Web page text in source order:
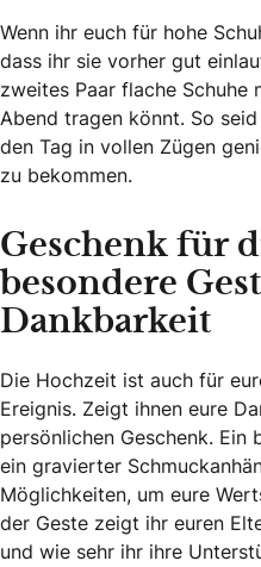
Wenn ihr euch für hohe
dass ihr sie vorher gut
zweites Paar flache Schuhe
Abend tragen könnt. So
den Tag in vollen Zügen
zu bekommen.
Geschenk für
besondere
Dankbarkeit
Die Hochzeit ist auch für
Ereignis. Zeigt ihnen eure
persönlichen Geschenk.
ein gravierter
Möglichkeiten, um eure
der Geste zeigt ihr euren
und wie sehr ihr ihre